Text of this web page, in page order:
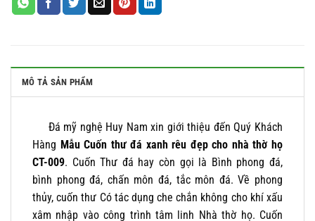
MÔ TẢ SẢN PHẨM
Đá mỹ nghệ Huy Nam xin giới thiệu đến Quý Khách
Hàng Mẫu Cuốn thư đá xanh rêu đẹp cho nhà thờ họ
CT-009. Cuốn Thư đá hay còn gọi là Bình phong đá,
bình phong đá, chấn môn đá, tắc môn đá. Về phong
thủy, cuốn thư Có tác dụng che chắn không cho khí xấu
xâm nhập vào công trình tâm linh Nhà thờ họ. Cuốn